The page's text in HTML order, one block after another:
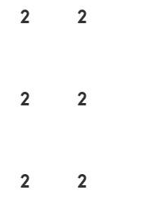
2 2
2 2
2 2